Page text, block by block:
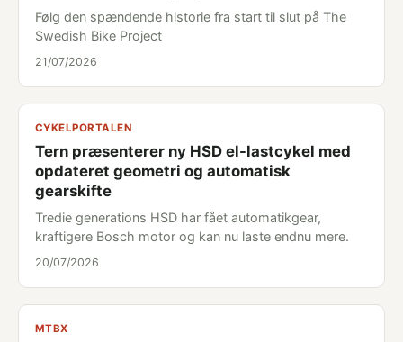
Følg den spændende historie fra start til slut på The
Swedish Bike Project
21/07/2026
CYKELPORTALEN
Tern præsenterer ny HSD el-lastcykel med
opdateret geometri og automatisk
gearskifte
Tredie generations HSD har fået automatikgear,
kraftigere Bosch motor og kan nu laste endnu mere.
20/07/2026
MTBX